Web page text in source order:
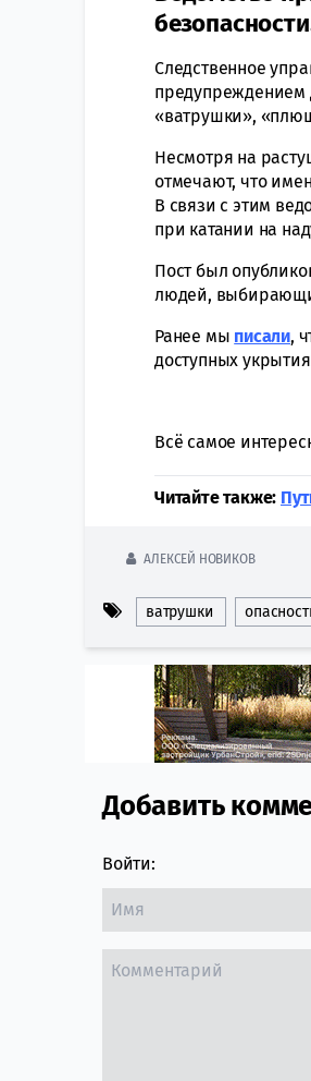
Следственное
предупреждением
«ватрушки»,
Несмотря на
отмечают, что
В связи с этим
при катании на
Пост был
людей,
Ранее мы писали,
доступных
Всё самое
Читайте также:
АЛЕКСЕЙ НОВИКОВ
ватрушки
Comment
Добавить
Войти: